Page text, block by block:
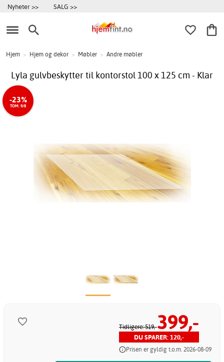
Nyheter >> SALG >>
Hjem > Hjem og dekor > Møbler > Andre møbler
Lyla gulvbeskytter til kontorstol 100 x 125 cm - Klar
-23%
TOM. 9/8
Tidligere: 519,-399,-
DU SPARER: 120,-
Prisen er gyldig t.o.m. 2026-08-09